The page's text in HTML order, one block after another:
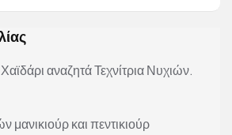
αναζητά Τεχνίτρια Νυχιών.
και πεντικιούρ